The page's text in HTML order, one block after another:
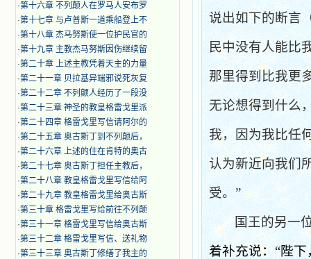
·第十六章 不列颠人在罗马人安布罗
·第十七章 与卢普斯一道乘船登上不
·第十八章 杰马努斯使一位护民官的
·第十九章 主教杰马努斯因伤继续留
·第二十章 上述主教凭着天主的力量
·第二十一章 贝拉基异端邪说死灰复
·第二十二章 不列颠人经历了一段没
·第二十三章 神圣的教皇格雷戈里派
·第二十四章 格雷戈里写信请阿尔的
·第二十五章 奥古斯丁到不列颠后，
·第二十六章 上述的住在肯特的奥古
·第二十七章 奥古斯丁担任主教后，
·第二十八章 教皇格雷戈里写信给阿
·第二十九章 教皇格雷戈里给奥古斯
·第三十章 格雷戈里写给前往不列颠
·第三十一章 格雷戈里写信给奥古斯
·第三十二章 格雷戈里写信、送礼物
·第三十三章 奥古斯丁修缮了我主的
说出如下的断言
民中没有人能比
那里得到比我更
无论想得到什么
我，因为我比任
认为新近向我们
受。”
国王的另一
着补充说：“陛